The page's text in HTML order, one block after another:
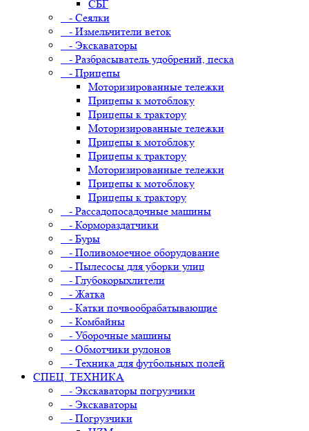
СБГ
- Сеялки
- Измельчители веток
- Экскаваторы
- Разбрасыватель удобрений, песка
- Прицепы
Моторизированные тележки
Прицепы к мотоблоку
Прицепы к трактору
Моторизированные тележки
Прицепы к мотоблоку
Прицепы к трактору
Моторизированные тележки
Прицепы к мотоблоку
Прицепы к трактору
- Рассадопосадочные машины
- Кормораздатчики
- Буры
- Поливомоечное оборудование
- Пылесосы для уборки улиц
- Глубокорыхлители
- Жатка
- Катки почвообрабатывающие
- Комбайны
- Уборочные машины
- Обмотчики рулонов
- Техника для футбольных полей
СПЕЦ. ТЕХНИКА
- Экскаваторы погрузчики
- Экскаваторы
- Погрузчики